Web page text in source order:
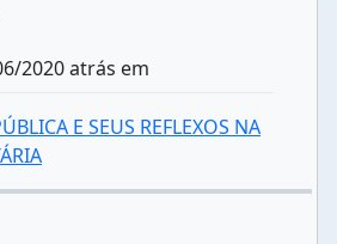
2020 atrás em
E SEUS REFLEXOS NA